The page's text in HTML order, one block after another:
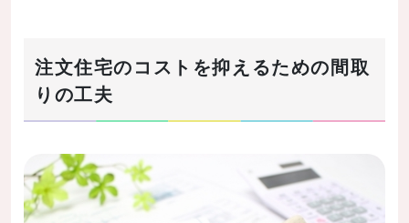
注文住宅のコストを抑えるための間取
りの工夫